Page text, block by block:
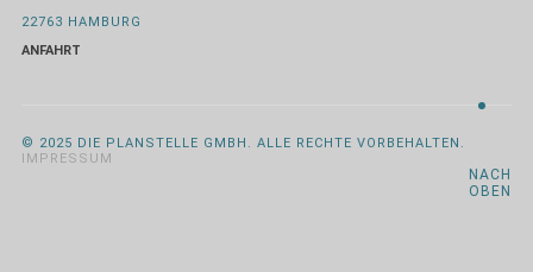
22763 HAMBURG
ANFAHRT
© 2025 DIE PLANSTELLE GMBH. ALLE RECHTE VORBEHALTEN.
IMPRESSUM
NACH
OBEN